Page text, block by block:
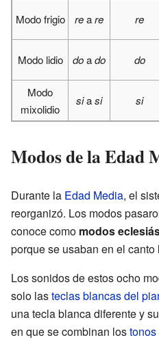
Modo frigio reare re
Modo lidio doado do
Modo
mixolidio
siasi si
Modos de la Edad
Durante la Edad Media, el
reorganizó. Los modos
conoce como modos
porque se usaban en el
Los sonidos de estos ocho
solo lasteclas blancas del
una tecla blanca diferente y
en que se combinan lostonos